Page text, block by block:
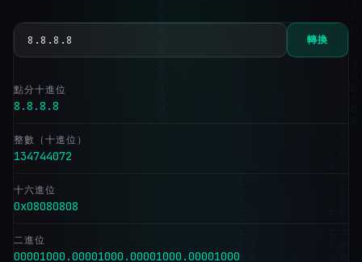
轉換
點分十進位
8.8.8.8
整數（十進位）
134744072
十六進位
0x08080808
二進位
00001000.00001000.00001000.00001000